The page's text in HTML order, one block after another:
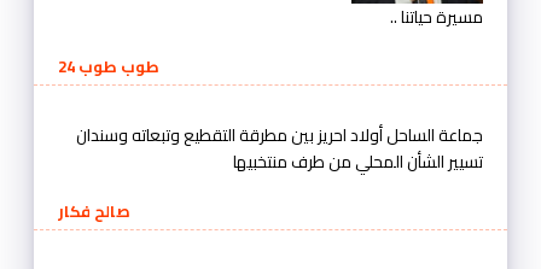
مسيرة حياتنا ..
طوب طوب 24
جماعة الساحل أولاد احريز بين مطرقة التقطيع وتبعاته وسندان
تسيير الشأن المحلي من طرف منتخبيها
صالح فكار